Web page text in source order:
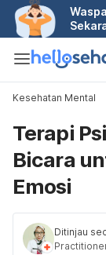
Kesehatan Mental
Terapi
Bicara
Emosi
Ditinjau